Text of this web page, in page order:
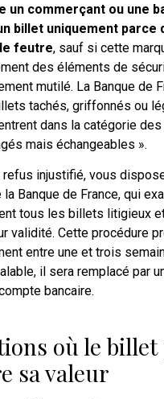
un commerçant ou une
billet uniquement parce
feutre, sauf si cette
des éléments de
mutilé. La Banque de
tachés, griffonnés ou
dans la catégorie
mais échangeables ».
refus injustifié, vous
Banque de France, qui
tous les billets litigieux
validité. Cette procédure
entre une et trois
il sera remplacé par
bancaire.
où le
sa valeur